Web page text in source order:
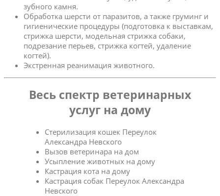
зубного камня.
Обработка шерсти от паразитов, а также груминг и
гигиенические процедуры (подготовка к выставкам,
стрижка шерсти, модельная стрижка собаки,
подрезание перьев, стрижка когтей, удаление
когтей).
Экстренная реанимация животного.
Весь спектр ветеринарных
услуг на дому
Стерилизация кошек Переулок
Александра Невского
Вызов ветеринара на дом
Усыпление животных на дому
Кастрация кота на дому
Кастрация собак Переулок Александра
Невского